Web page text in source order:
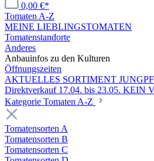
0,00 €*
Tomaten A-Z
MEINE LIEBLINGSTOMATEN
Tomatenstandorte
Anderes
Anbauinfos zu den Kulturen
Öffnungszeiten
AKTUELLES SORTIMENT
Direktverkauf 17.04. bis 23.05. KEIN
Kategorie Tomaten A-Z
Tomatensorten A
Tomatensorten B
Tomatensorten C